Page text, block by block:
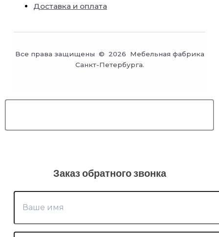
Доставка и оплата
Все права защищены © 2026 Мебельная фабрика
Санкт-Петербурга.
Заказ обратного звонка